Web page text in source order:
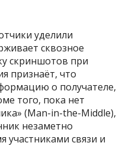
уделили
сквозное
скриншотов при
признаёт, что
о получателе,
того, пока нет
(Man-in-the-Middle),
незаметно
участниками связи и